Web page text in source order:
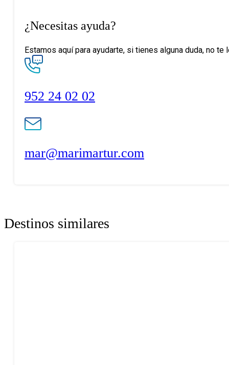
¿Necesitas ayuda?
Estamos aquí para ayudarte, si tienes alguna duda, no
952 24 02 02
mar@marimartur.com
Destinos similares